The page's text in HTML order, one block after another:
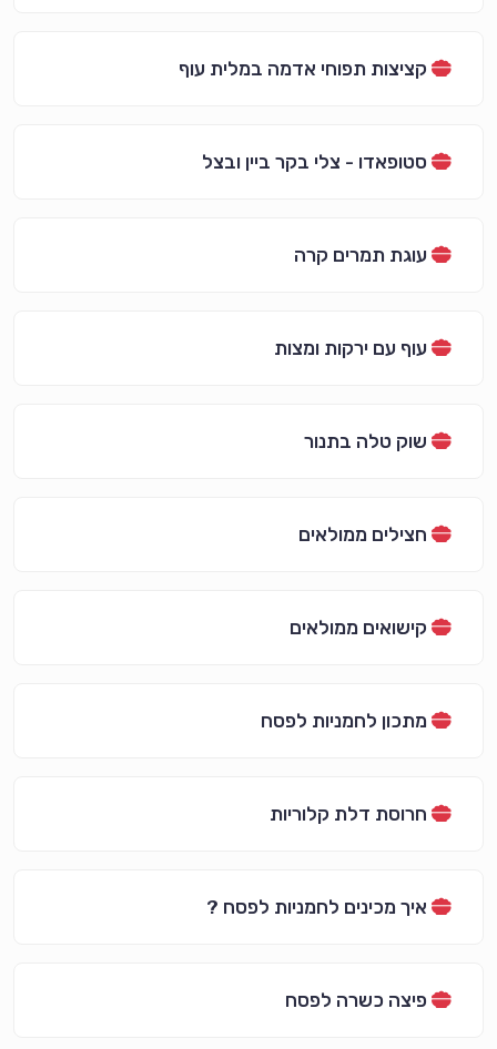
קציצות תפוחי אדמה במלית עוף
סטופאדו - צלי בקר ביין ובצל
עוגת תמרים קרה
עוף עם ירקות ומצות
שוק טלה בתנור
חצילים ממולאים
קישואים ממולאים
מתכון לחמניות לפסח
חרוסת דלת קלוריות
איך מכינים לחמניות לפסח ?
פיצה כשרה לפסח